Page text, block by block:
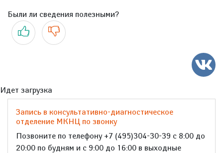
Были ли сведения полезными?
Да Нет
Идет загрузка
Запись в консультативно-диагностическое
отделение МКНЦ по звонку
Позвоните по телефону +7 (495)304-30-39 с 8:00 до
20:00 по будням и с 9:00 до 16:00 в выходные